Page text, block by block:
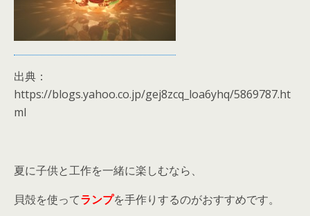
出典：
https://blogs.yahoo.co.jp/gej8zcq_loa6yhq/5869787.ht
ml
夏に子供と工作を一緒に楽しむなら、
貝殻を使ってランプを手作りするのがおすすめです。